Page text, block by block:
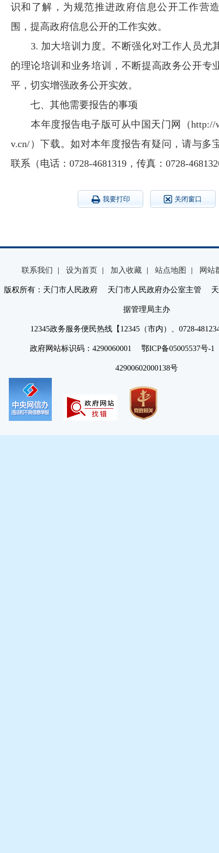
识和了解，为规范推进政府信息公开工作营
围，提高政府信息公开的工作实效。
3. 加大培训力度。不断强化对工作人员尤
的理论培训和业务培训，不断提高政务公开专
平，切实增强政务公开实效。
七、其他需要报告的事项
本年度报告电子版可从中国天门网（http://
v.cn/）下载。如对本年度报告有疑问，请与多
联系（电话： 0728-4681319 ，传真： 0728-
我要打印 关闭窗口
联系我们 设为首页 加入收藏 站点地图 网站
版权所有：天门市人民政府 天门市人民政府办公室主管 天
据管理局主办
12345政务服务便民热线【12345（市内）、0728-
政府网站标识码：4290060001 鄂ICP备05005537号
42900602000138号